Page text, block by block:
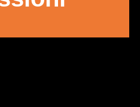
Zamengo
Olivero